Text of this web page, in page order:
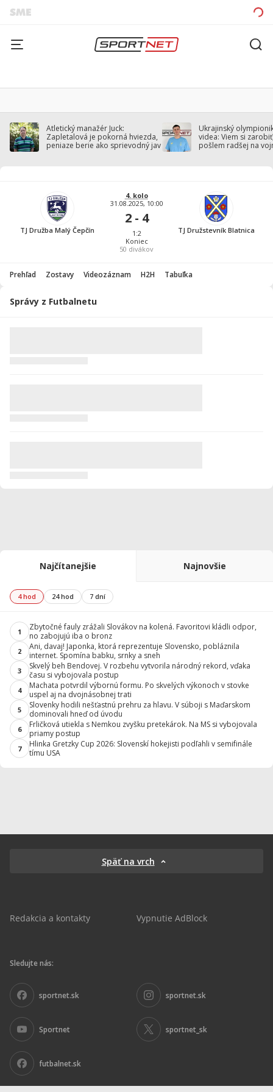
Atletický manažér Juck:
Zapletalová je pokorná hviezda,
peniaze berie ako sprievodný jav
Ukrajinský
videa: Viem si
pošlem radšej na
TJ Družba Malý Čepčín
4. kolo
31.08.2025, 10:00
2 - 4
1:2
Koniec
50 divákov
TJ Družstevník Blatnica
Prehľad Zostavy Videozáznam H2H Tabuľka
Správy z Futbalnetu
Najčítanejšie Najnovšie
4 hod 24 hod 7 dní
1
Zbytočné fauly zrážali Slovákov na kolená. Favoritovi kládli odpor,
no zabojujú iba o bronz
2
Ani, davaj! Japonka, ktorá reprezentuje Slovensko, pobláznila
internet. Spomína babku, srnky a sneh
3
Skvelý beh Bendovej. V rozbehu vytvorila národný rekord, vďaka
času si vybojovala postup
4
Machata potvrdil výbornú formu. Po skvelých výkonoch v stovke
uspel aj na dvojnásobnej trati
5
Slovenky hodili nešťastnú prehru za hlavu. V súboji s Maďarskom
dominovali hneď od úvodu
6
Frličková utiekla s Nemkou zvyšku pretekárok. Na MS si vybojovala
priamy postup
7
Hlinka Gretzky Cup 2026: Slovenskí hokejisti podľahli v semifinále
tímu USA
Späť na vrch
Redakcia a kontakty Vypnutie AdBlock
Sledujte nás:
sportnet.sk sportnet.sk
Sportnet sportnet_sk
futbalnet.sk